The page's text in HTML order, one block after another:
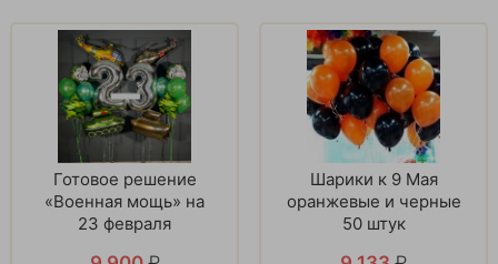
Готовое решение
«Военная мощь» на
23 февраля
Шарики к 9 Мая
оранжевые и черные
50 штук